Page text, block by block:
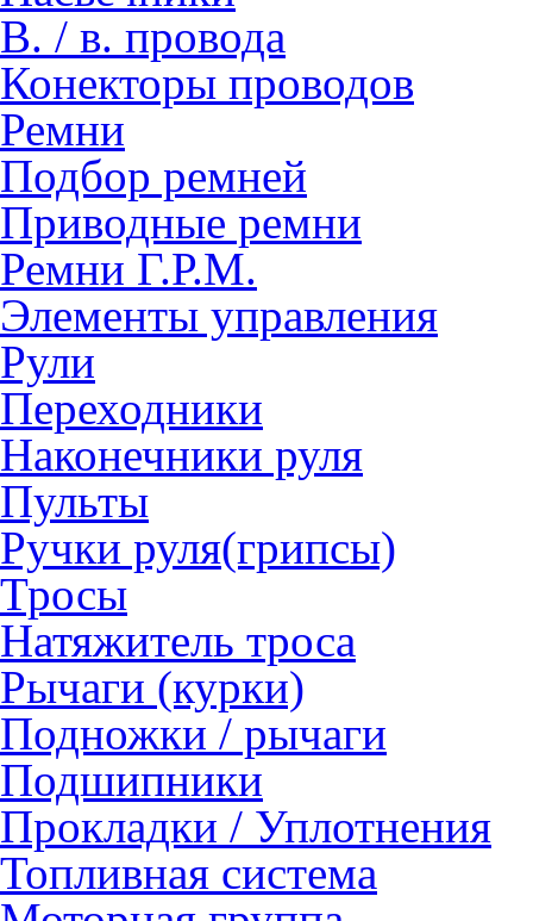
В. / в. провода
Конекторы проводов
Ремни
Подбор ремней
Приводные ремни
Ремни Г.Р.М.
Элементы управления
Рули
Переходники
Наконечники руля
Пульты
Ручки руля(грипсы)
Тросы
Натяжитель троса
Рычаги (курки)
Подножки / рычаги
Подшипники
Прокладки / Уплотнения
Топливная система